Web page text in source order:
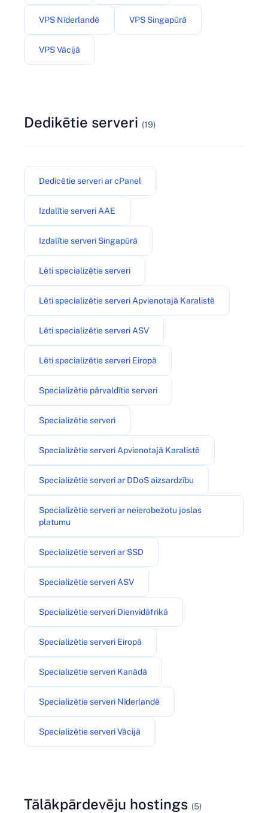
VPS Nīderlandē VPS Singapūrā
VPS Vācijā
Dedikētie serveri (19)
Dedicētie serveri ar cPanel
Izdalītie serveri AAE
Izdalītie serveri Singapūrā
Lēti specializētie serveri
Lēti specializētie serveri Apvienotajā Karalistē
Lēti specializētie serveri ASV
Lēti specializētie serveri Eiropā
Specializētie pārvaldītie serveri
Specializētie serveri
Specializētie serveri Apvienotajā Karalistē
Specializētie serveri ar DDoS aizsardzību
Specializētie serveri ar neierobežotu joslas
platumu
Specializētie serveri ar SSD
Specializētie serveri ASV
Specializētie serveri Dienvidāfrikā
Specializētie serveri Eiropā
Specializētie serveri Kanādā
Specializētie serveri Nīderlandē
Specializētie serveri Vācijā
Tālākpārdevēju hostings (5)